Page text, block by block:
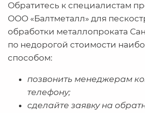
Обратитесь к специалистам
ООО «Балтметалл» для
обработки металлопроката
по недорогой стоимости
способом:
позвонить менеджерам
телефону;
сделайте заявку на